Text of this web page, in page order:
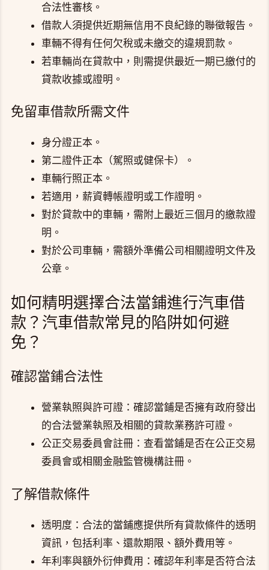
合法性審核。
借款人須提供近期無信用不良紀錄的聯徵報告。
車輛不得有任何欠稅或未繳交的違規罰款。
若車輛尚在貸款中，則需提供最近一期已繳付的
貸款收據或證明。
免留車借款所需文件
身分證正本。
第二證件正本（駕照或健保卡）。
車輛行照正本。
若適用，薪資轉帳證明或工作證明。
對於貸款中的車輛，需附上最近三個月的繳款證
明。
對於公司車輛，需額外準備公司相關證明文件及
公章。
如何精明選擇合法當鋪進行汽車借
款？汽車借款常見的陷阱如何避
免？
確認當鋪合法性
營業執照與許可證：確認當鋪是否擁有政府發出
的合法營業執照及相關的貸款業務許可證。
公正交易委員會註冊：查看當鋪是否在公正交易
委員會或相關金融監管機構註冊。
了解借款條件
透明度：合法的當鋪應提供所有貸款條件的透明
資訊，包括利率、還款期限、額外費用等。
年利率與額外衍伸費用：確認年利率是否符合法